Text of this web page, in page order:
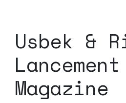
Usbek &
Magazine